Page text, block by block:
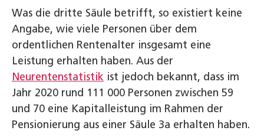
Was die dritte Säule betrifft, so existiert keine
Angabe, wie viele Personen über dem
ordentlichen Rentenalter insgesamt eine
Leistung erhalten haben. Aus der
Neurentenstatistik ist jedoch bekannt, dass im
Jahr 2020 rund 111 000 Personen zwischen 59
und 70 eine Kapitalleistung im Rahmen der
Pensionierung aus einer Säule 3a erhalten haben.